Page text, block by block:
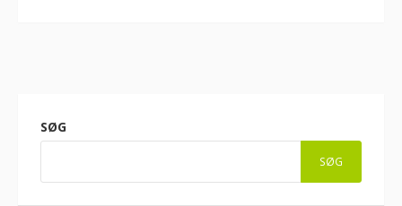
SØG
SØG